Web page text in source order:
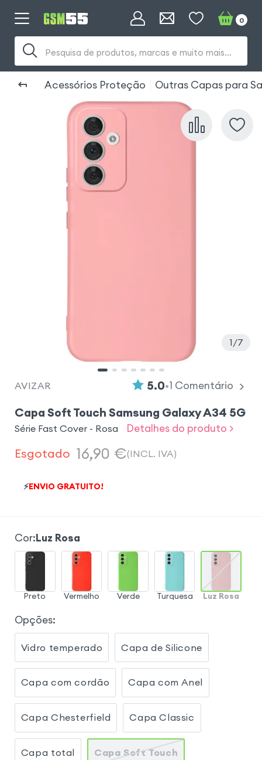
Pesquisa de produtos, marcas e muito mais...
0
Acessórios Proteção Outras Capas para
1 7
AVIZAR 5.0•1 Comentário
Capa Soft Touch Samsung Galaxy A34 5G
Série Fast Cover - Rosa Detalhes do produto >
Esgotado 16,90 €(INCL. IVA)
⚡ENVIO GRATUITO!
Cor:Luz Rosa
Preto Vermelho Verde Turquesa Luz Rosa
Opções:
Vidro temperado Capa de Silicone
Capa com cordão Capa com Anel
Capa Chesterfield Capa Classic
Capa total Capa Soft Touch